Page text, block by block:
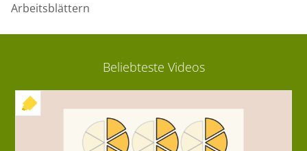
Arbeitsblättern
Beliebteste Videos